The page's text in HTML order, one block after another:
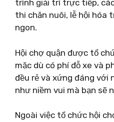
trình giải trí trực tiếp,
thi chăn nuôi, lễ hội hóa
ngon.
Hội chợ quận được tổ
mặc dù có phí đỗ xe và
đều rẻ và xứng đáng với
như niềm vui mà bạn sẽ
Ngoài việc tổ chức hội